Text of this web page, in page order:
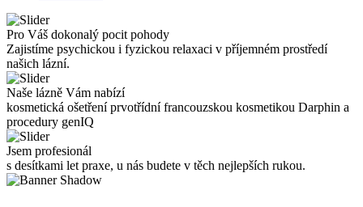
Pro Váš dokonalý pocit pohody
Zajistíme psychickou i fyzickou relaxaci v příjemném prostředí
našich lázní.
Naše lázně Vám nabízí
kosmetická ošetření prvotřídní francouzskou kosmetikou Darphin a
procedury genIQ
Jsem profesionál
s desítkami let praxe, u nás budete v těch nejlepších rukou.